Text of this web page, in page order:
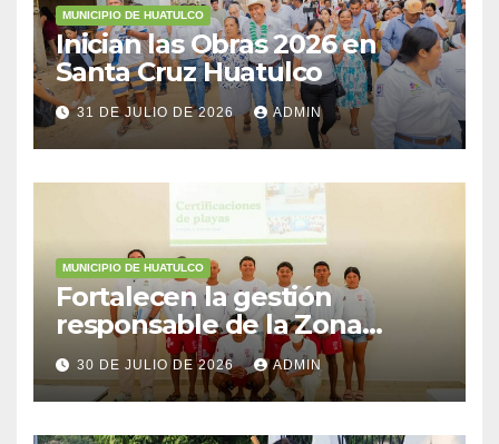
MUNICIPIO DE HUATULCO
Inician las Obras 2026 en
Santa Cruz Huatulco
31 DE JULIO DE 2026 ADMIN
MUNICIPIO DE HUATULCO
Fortalecen la gestión
responsable de la Zona
Federal Marítimo Terrestre
30 DE JULIO DE 2026 ADMIN